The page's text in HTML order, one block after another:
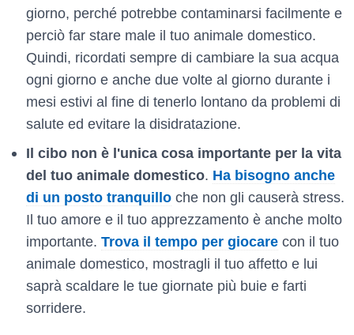
giorno, perché potrebbe contaminarsi facilmente e
perciò far stare male il tuo animale domestico.
Quindi, ricordati sempre di cambiare la sua acqua
ogni giorno e anche due volte al giorno durante i
mesi estivi al fine di tenerlo lontano da problemi di
salute ed evitare la disidratazione.
Il cibo non è l'unica cosa importante per la vita
del tuo animale domestico. Ha bisogno anche
di un posto tranquilloche non gli causerà stress.
Il tuo amore e il tuo apprezzamento è anche molto
importante. Trova il tempo per giocarecon il tuo
animale domestico, mostragli il tuo affetto e lui
saprà scaldare le tue giornate più buie e farti
sorridere.